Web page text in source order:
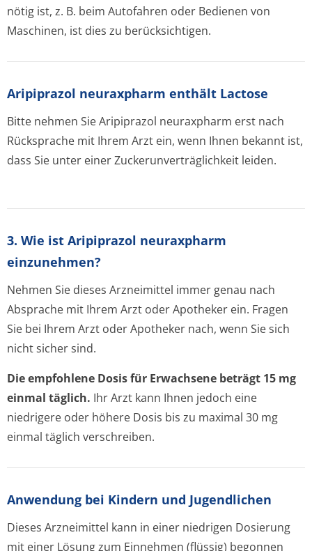
nötig ist, z. B. beim Autofahren oder Bedienen von
Maschinen, ist dies zu berücksichtigen.
Aripiprazol neuraxpharm enthält Lactose
Bitte nehmen Sie Aripiprazol neuraxpharm erst nach
Rücksprache mit Ihrem Arzt ein, wenn Ihnen bekannt ist,
dass Sie unter einer Zuckerunverträglichke­it leiden.
3. Wie ist Aripiprazol neuraxpharm
einzunehmen?
Nehmen Sie dieses Arzneimittel immer genau nach
Absprache mit Ihrem Arzt oder Apotheker ein. Fragen
Sie bei Ihrem Arzt oder Apotheker nach, wenn Sie sich
nicht sicher sind.
Die empfohlene Dosis für Erwachsene beträgt 15 mg
einmal täglich. Ihr Arzt kann Ihnen jedoch eine
niedrigere oder höhere Dosis bis zu maximal 30 mg
einmal täglich verschreiben.
Anwendung bei Kindern und Jugendlichen
Dieses Arzneimittel kann in einer niedrigen Dosierung
mit einer Lösung zum Einnehmen (flüssig) begonnen